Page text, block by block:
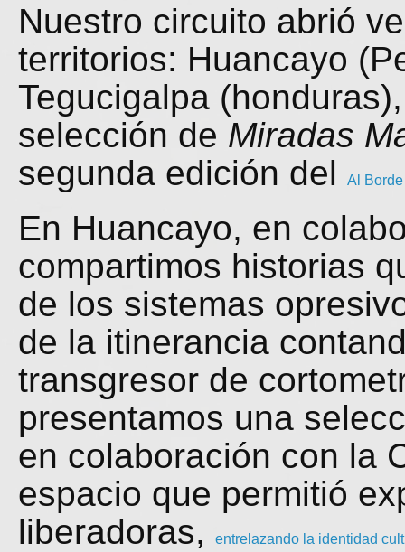
Nuestro circuito abrió
territorios: Huancayo
Tegucigalpa
selección de Miradas
segunda edición del
Al
En Huancayo, en
compartimos historias
de los sistemas
de la itinerancia
transgresor de
presentamos una
en colaboración con la
espacio que permitió
liberadoras,
entrelazando la identidad